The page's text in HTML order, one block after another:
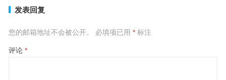
发表回复
您的邮箱地址不会被公开。 必填项已用 *标注
评论 *